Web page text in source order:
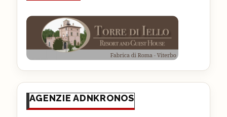
AGENZIE ADNKRONOS